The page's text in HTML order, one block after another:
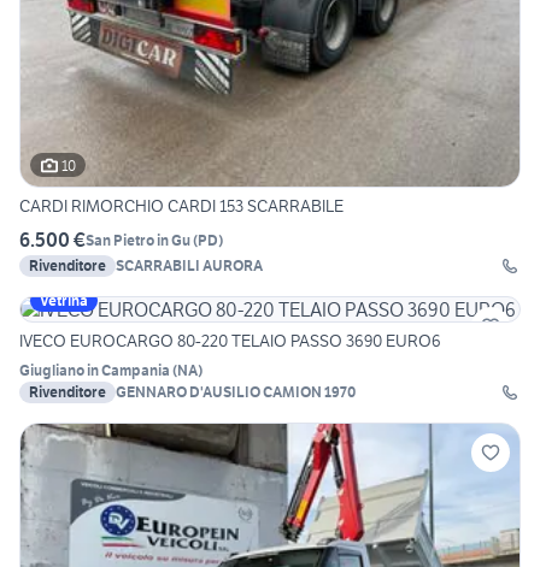
10
CARDI RIMORCHIO CARDI 153 SCARRABILE
6.500 €San Pietro in Gu(PD)
Rivenditore SCARRABILI AURORA
Vetrina
IVECO EUROCARGO 80-220 TELAIO PASSO 3690 EURO6
Giugliano in Campania (NA)
Rivenditore GENNARO D'AUSILIO CAMION 1970